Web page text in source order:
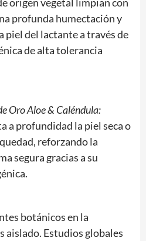
profunda humectación y
piel del lactante a través de
de alta tolerancia
Oro Aloe & Caléndula:
a profundidad la piel seca o
reforzando la
segura gracias a su
botánicos en la
aislado. Estudios globales